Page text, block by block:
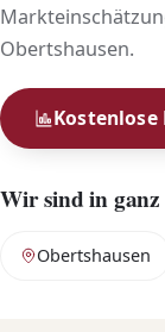
Obertshausen.
Wir sind in
Obertshausen